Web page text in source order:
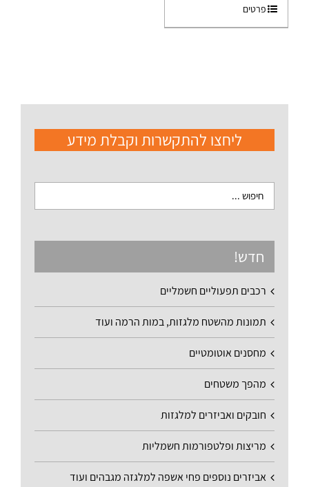
פרטים
ליחצו להתקשרות וקבלת מידע
חדש!
רכבים תפעוליים חשמליים
תמונות מהשטח מלגזות, במות הרמה ועוד
מחסנים אוטומטיים
מהפך משטחים
חובקים ואביזרים למלגזות
מריצות ופלטפורמות חשמליות
אביזרים נוספים פחי אשפה למלגזה מגבהים ועוד